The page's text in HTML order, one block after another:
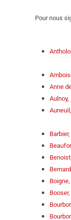
Pour nous
Anne
Aulnoy,